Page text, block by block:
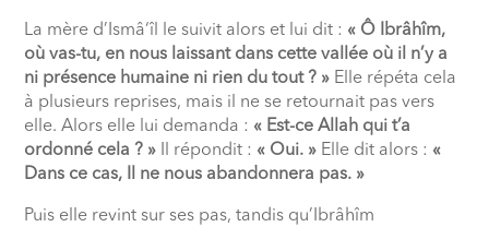
La mère d’Ismâ‘îl le suivit alors et lui dit : « Ô Ibrâhîm,
où vas-tu, en nous laissant dans cette vallée où il n’y a
ni présence humaine ni rien du tout ? » Elle répéta cela
à plusieurs reprises, mais il ne se retournait pas vers
elle. Alors elle lui demanda : « Est-ce Allah qui t’a
ordonné cela ? » Il répondit : « Oui. » Elle dit alors : «
Dans ce cas, Il ne nous abandonnera pas. »
Puis elle revint sur ses pas, tandis qu’Ibrâhîm